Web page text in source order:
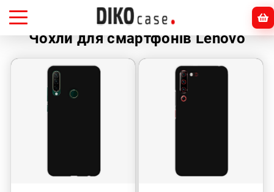
Головна
Чохли для смартфонів Lenovo